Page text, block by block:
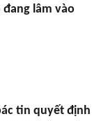
lâm vào
tin quyết định